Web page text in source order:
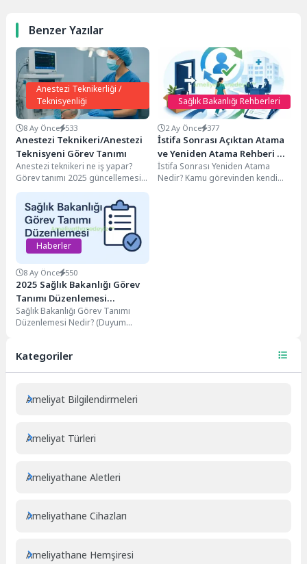
Benzer Yazılar
Anestezi Teknikerliği /
Teknisyenliği
8 Ay Önce 533
Anestezi Teknikeri/Anestezi
Teknisyeni Görev Tanımı
Anestezi teknikeri ne iş yapar?
Görev tanımı 2025 güncellemesi
nasıl oldu?Son düzenleme ile
yetkiler değişti mi?İnternette...
Sağlık Bakanlığı Rehberleri
2 Ay Önce 377
İstifa Sonrası Açıktan Atama
ve Yeniden Atama Rehberi 📋
🏥
İstifa Sonrası Yeniden Atama
Nedir? Kamu görevinden kendi
Haberler
8 Ay Önce 550
2025 Sağlık Bakanlığı Görev
Tanımı Düzenlemesi
(Duyum): Mesleklere Göre
Güncel Değerlendirme
Sağlık Bakanlığı Görev Tanımı
Düzenlemesi Nedir? (Duyum
içerisinde en...
Kategoriler
Ameliyat Bilgilendirmeleri
Ameliyat Türleri
Ameliyathane Aletleri
Ameliyathane Cihazları
Ameliyathane Hemşiresi